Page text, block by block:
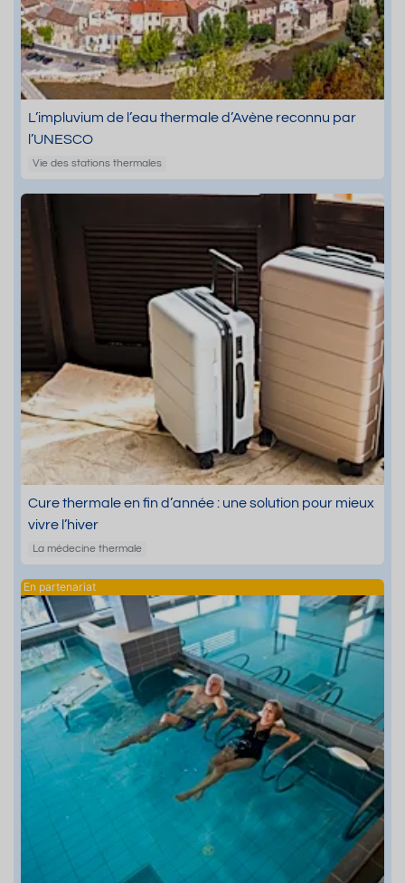
L’impluvium de l’eau thermale d’Avène reconnu par
l’UNESCO
Vie des stations thermales
Cure thermale en fin d’année : une solution pour mieux
vivre l’hiver
La médecine thermale